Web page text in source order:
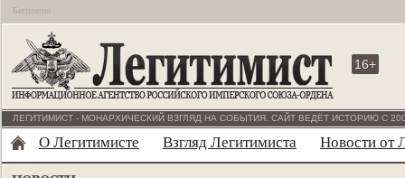
Бесплатно
16+
ЛЕГИТИМИСТ - МОНАРХИЧЕСКИЙ ВЗГЛЯД НА СОБЫТИЯ. САЙТ ВЕДЁТ ИСТОРИЮ С
О Легитимисте Взгляд Легитимиста Новости от